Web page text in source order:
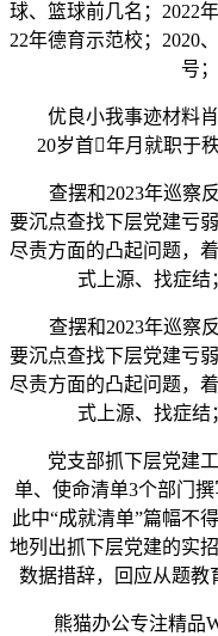
球、篮球前几名；2022
22年德育示范校；2020
号
优良小我事迹材料肖
20岁首年月就职于
查摆和2023年巡察反
要沉点查找下层党建亏
尽责方面的凸起问题，
式上源、找症结
查摆和2023年巡察反
要沉点查找下层党建亏
尽责方面的凸起问题，
式上源、找症结
党支部抓下层党建工
单、使命清单3个部门撰
此中“成就清单”篇幅不
地列出抓下层党建的实
数据措辞，回应从题教
熊猫办公专注精品